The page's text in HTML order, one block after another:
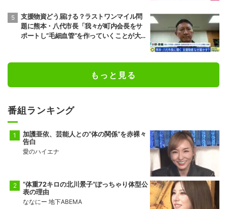
支援物資どう届ける？ラストワンマイル問
題に熊本・八代市長「我々が町内会長をサ
ポートし”毛細血管”を作っていくことが大
もっと見る
番組ランキング
加護亜依、芸能人との“体の関係”を赤裸々
告白
愛のハイエナ
“体重72キロの北川景子”ぽっちゃり体型公
表の理由
ななにー 地下ABEMA